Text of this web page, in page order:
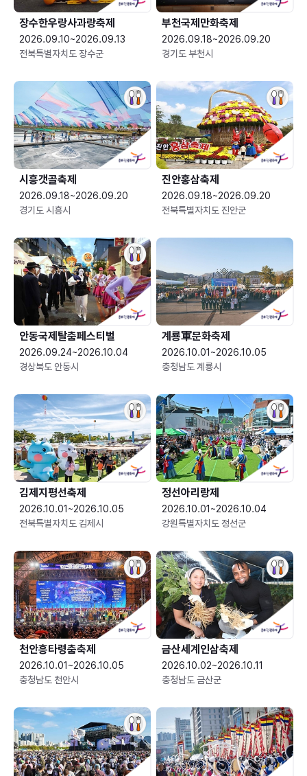
장수한우랑사과랑축제
2026.09.10~2026.09.13
전북특별자치도 장수군
부천국제만화축제
2026.09.18~2026.09.20
경기도 부천시
시흥갯골축제
2026.09.18~2026.09.20
경기도 시흥시
진안홍삼축제
2026.09.18~2026.09.20
전북특별자치도 진안군
안동국제탈춤페스티벌
2026.09.24~2026.10.04
경상북도 안동시
2026.10.01~2026.10.05
충청남도 계룡시
김제지평선축제
2026.10.01~2026.10.05
전북특별자치도 김제시
정선아리랑제
2026.10.01~2026.10.04
강원특별자치도 정선군
천안흥타령춤축제
2026.10.01~2026.10.05
충청남도 천안시
금산세계인삼축제
2026.10.02~2026.10.11
충청남도 금산군